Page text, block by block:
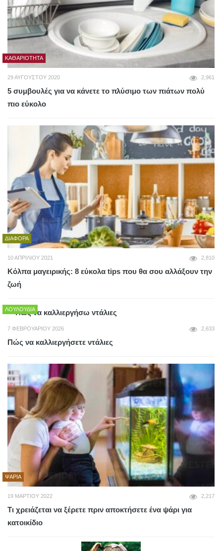
ΚΑΘΑΡΙΌΤΗΤΑ
29 ΑΥΓΟΎΣΤΟΥ 2020 2,961
5 συμβουλές για να κάνετε το πλύσιμο των πιάτων πολύ
πιο εύκολο
ΔΙΆΦΟΡΑ
10 ΑΠΡΙΛΊΟΥ 2021 2,810
Κόλπα μαγειρικής: 8 εύκολα tips που θα σου αλλάξουν την
ζωή
ΛΟΥΛΟΎΔΙΑ
7 ΦΕΒΡΟΥΑΡΊΟΥ 2026 2,633
Πώς να καλλιεργήσετε ντάλιες
ΨΆΡΙΑ
19 ΜΑΡΤΊΟΥ 2022 2,217
Τι χρειάζεται να ξέρετε πριν αποκτήσετε ένα ψάρι για
κατοικίδιο